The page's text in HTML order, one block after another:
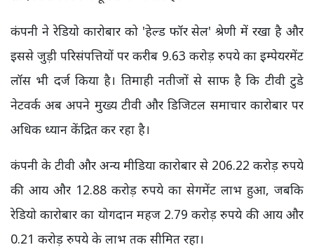
कंपनी ने रेडियो कारोबार को 'हेल्ड फॉर सेल' श्रेणी में रखा है और
इससे जुड़ी परिसंपत्तियों पर करीब 9.63 करोड़ रुपये का इम्पेयरमेंट
लॉस भी दर्ज किया है। तिमाही नतीजों से साफ है कि टीवी टुडे
नेटवर्क अब अपने मुख्य टीवी और डिजिटल समाचार कारोबार पर
अधिक ध्यान केंद्रित कर रहा है।
कंपनी के टीवी और अन्य मीडिया कारोबार से 206.22 करोड़ रुपये
की आय और 12.88 करोड़ रुपये का सेगमेंट लाभ हुआ, जबकि
रेडियो कारोबार का योगदान महज 2.79 करोड़ रुपये की आय और
0.21 करोड़ रुपये के लाभ तक सीमित रहा।